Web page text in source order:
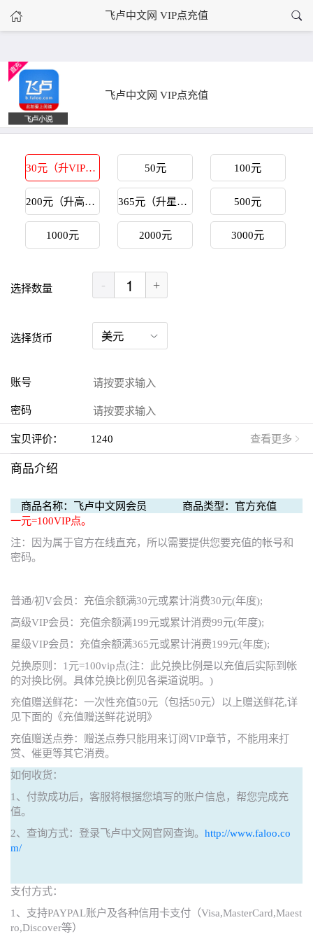
飞卢中文网 VIP点充值
首页 飞卢中文网 VIP点充值
飞卢中文网 VIP点充值
30元（升VIP会员） 50元 100元
200元（升高级VIP） 365元（升星级VIP） 500元
1000元 2000元 3000元
选择数量 - +
选择货币
账号
密码
宝贝评价： 1240 查看更多
商品介绍
商品名称：飞卢中文网会员
商品类型：官方充值
一元=100VIP点。
注：因为属于官方在线直充，所以需要提供您要充值的帐号和
密码。
普通/初V会员：充值余额满30元或累计消费30元(年度);
高级VIP会员：充值余额满199元或累计消费99元(年度);
星级VIP会员：充值余额满365元或累计消费199元(年度);
兑换原则：1元=100vip点(注：此兑换比例是以充值后实际到帐
的对换比例。具体兑换比例见各渠道说明。)
充值赠送鲜花：一次性充值50元（包括50元）以上赠送鲜花,详
见下面的《充值赠送鲜花说明》
充值赠送点券：赠送点券只能用来订阅VIP章节，不能用来打
赏、催更等其它消费。
如何收货：
1、付款成功后，客服将根据您填写的账户信息，帮您完成充
值。
2、查询方式：登录飞卢中文网官网查询。 http://www.faloo.co
m/
支付方式：
1、支持PAYPAL账户及各种信用卡支付（Visa,MasterCard,Maest
ro,Discover等）